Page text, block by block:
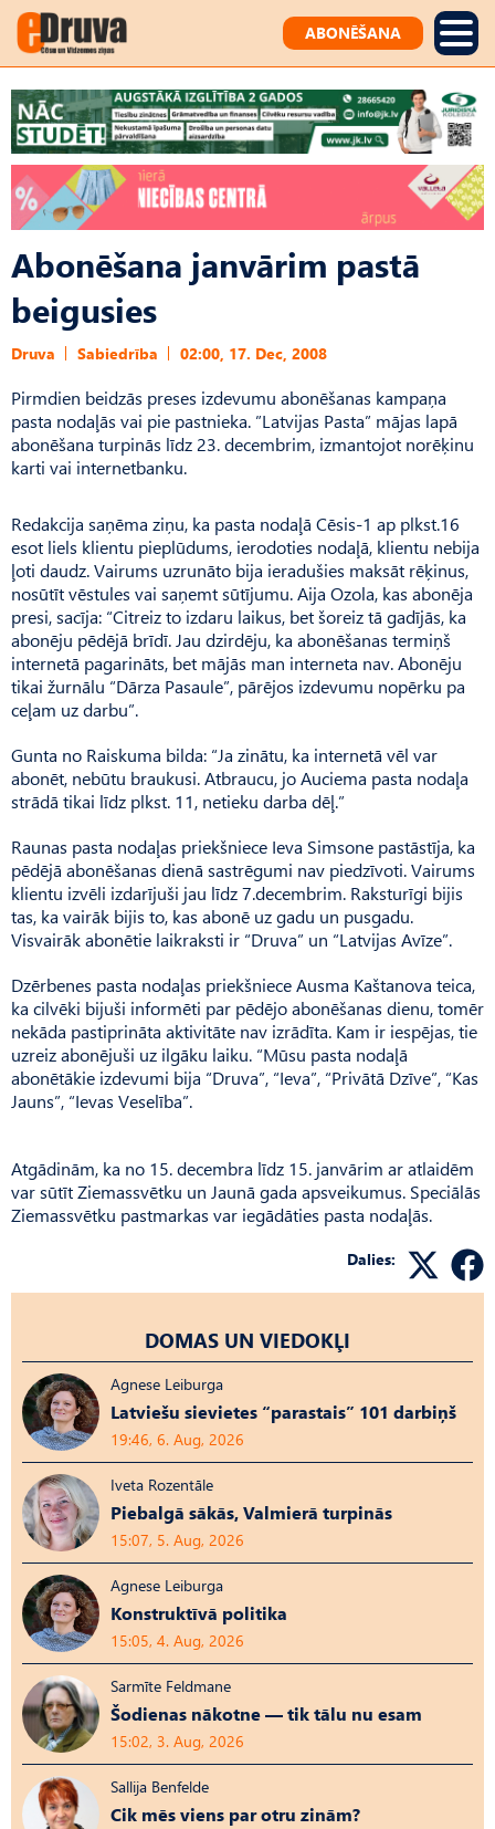
ABONĒŠANA
Abonēšana janvārim pastā
beigusies
Druva Sabiedrība 02:00, 17. Dec, 2008
Pirmdien beidzās preses izdevumu abonēšanas kampaņa
pasta nodaļās vai pie pastnieka. ”Latvijas Pasta” mājas lapā
abonēšana turpinās līdz 23. decembrim, izmantojot norēķinu
karti vai internetbanku.
Redakcija saņēma ziņu, ka pasta nodaļā Cēsis-1 ap plkst.16
esot liels klientu pieplūdums, ierodoties nodaļā, klientu nebija
ļoti daudz. Vairums uzrunāto bija ieradušies maksāt rēķinus,
nosūtīt vēstules vai saņemt sūtījumu. Aija Ozola, kas abonēja
presi, sacīja: “Citreiz to izdaru laikus, bet šoreiz tā gadījās, ka
abonēju pēdējā brīdī. Jau dzirdēju, ka abonēšanas termiņš
internetā pagarināts, bet mājās man interneta nav. Abonēju
tikai žurnālu “Dārza Pasaule”, pārējos izdevumu nopērku pa
ceļam uz darbu”.
Gunta no Raiskuma bilda: “Ja zinātu, ka internetā vēl var
abonēt, nebūtu braukusi. Atbraucu, jo Auciema pasta nodaļa
strādā tikai līdz plkst. 11, netieku darba dēļ.”
Raunas pasta nodaļas priekšniece Ieva Simsone pastāstīja, ka
pēdējā abonēšanas dienā sastrēgumi nav piedzīvoti. Vairums
klientu izvēli izdarījuši jau līdz 7.decembrim. Raksturīgi bijis
tas, ka vairāk bijis to, kas abonē uz gadu un pusgadu.
Visvairāk abonētie laikraksti ir “Druva” un “Latvijas Avīze”.
Dzērbenes pasta nodaļas priekšniece Ausma Kaštanova teica,
ka cilvēki bijuši informēti par pēdējo abonēšanas dienu, tomēr
nekāda pastiprināta aktivitāte nav izrādīta. Kam ir iespējas, tie
uzreiz abonējuši uz ilgāku laiku. “Mūsu pasta nodaļā
abonētākie izdevumi bija “Druva”, “Ieva”, “Privātā Dzīve”, “Kas
Jauns”, “Ievas Veselība”.
Atgādinām, ka no 15. decembra līdz 15. janvārim ar atlaidēm
var sūtīt Ziemassvētku un Jaunā gada apsveikumus. Speciālās
Ziemassvētku pastmarkas var iegādāties pasta nodaļās.
Dalies:
DOMAS UN VIEDOKĻI
Agnese Leiburga
Latviešu sievietes “parastais” 101 darbiņš
19:46, 6. Aug, 2026
Iveta Rozentāle
Piebalgā sākās, Valmierā turpinās
15:07, 5. Aug, 2026
Agnese Leiburga
Konstruktīvā politika
15:05, 4. Aug, 2026
Sarmīte Feldmane
Šodienas nākotne — tik tālu nu esam
15:02, 3. Aug, 2026
Sallija Benfelde
Cik mēs viens par otru zinām?